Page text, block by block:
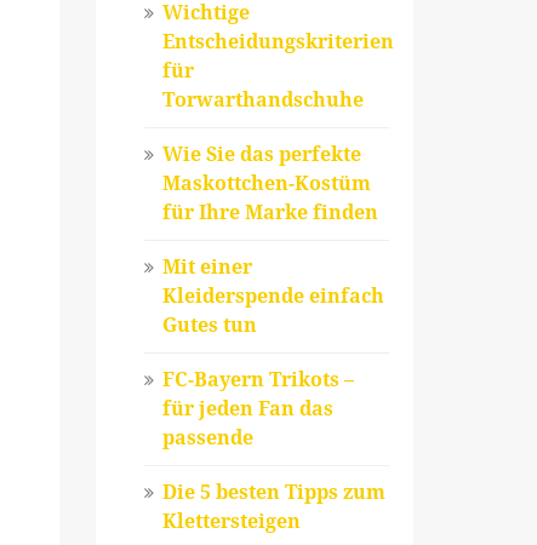
Wichtige
Entscheidungskriterien
für
Torwarthandschuhe
Wie Sie das perfekte
Maskottchen-Kostüm
für Ihre Marke finden
Mit einer
Kleiderspende einfach
Gutes tun
FC-Bayern Trikots –
für jeden Fan das
passende
Die 5 besten Tipps zum
Klettersteigen